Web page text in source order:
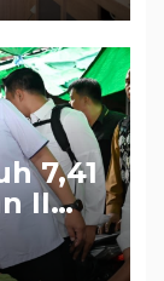
7,41
II